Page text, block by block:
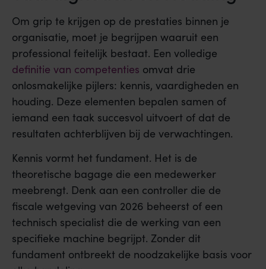
Om grip te krijgen op de prestaties binnen je
organisatie, moet je begrijpen waaruit een
professional feitelijk bestaat. Een volledige
definitie van competenties omvat drie
onlosmakelijke pijlers: kennis, vaardigheden en
houding. Deze elementen bepalen samen of
iemand een taak succesvol uitvoert of dat de
resultaten achterblijven bij de verwachtingen.
Kennis vormt het fundament. Het is de
theoretische bagage die een medewerker
meebrengt. Denk aan een controller die de
fiscale wetgeving van 2026 beheerst of een
technisch specialist die de werking van een
specifieke machine begrijpt. Zonder dit
fundament ontbreekt de noodzakelijke basis voor